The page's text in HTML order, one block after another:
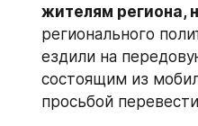
жителям региона,
регионального
ездили на
состоящим из
просьбой